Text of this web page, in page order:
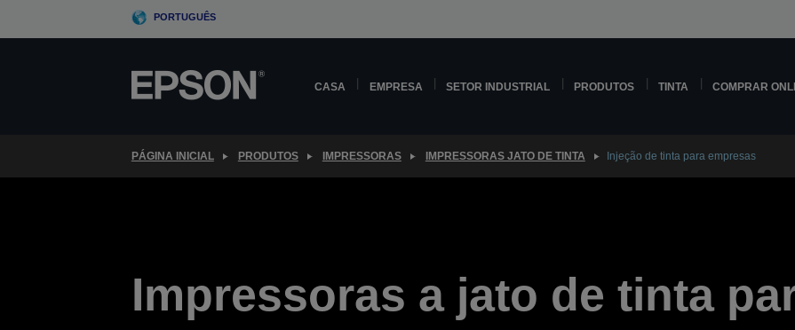
PORTUGUÊS
CASA EMPRESA SETOR INDUSTRIAL PRODUTOS TINTA COMPRAR
PÁGINA INICIAL PRODUTOS IMPRESSORAS IMPRESSORAS JATO DE TINTA Injeção de tinta para empresas
Impressoras a jato de tinta